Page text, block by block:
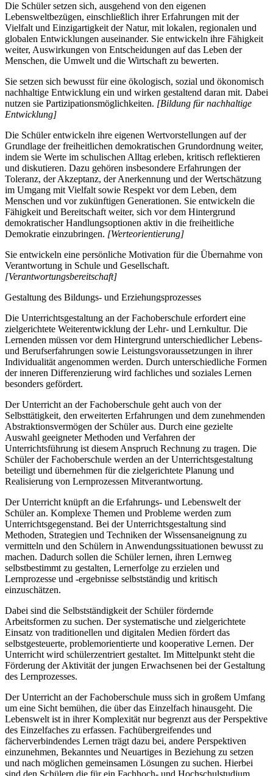
Die Schüler setzen sich, ausgehend von den eigenen
Lebensweltbezügen, einschließlich ihrer Erfahrungen mit der
Vielfalt und Einzigartigkeit der Natur, mit lokalen, regionalen und
globalen Entwicklungen auseinander. Sie entwickeln ihre Fähigkeit
weiter, Auswirkungen von Entscheidungen auf das Leben der
Menschen, die Umwelt und die Wirtschaft zu bewerten.
Sie setzen sich bewusst für eine ökologisch, sozial und ökonomisch
nachhaltige Entwicklung ein und wirken gestaltend daran mit. Dabei
nutzen sie Partizipationsmöglichkeiten. [Bildung für nachhaltige
Entwicklung]
Die Schüler entwickeln ihre eigenen Wertvorstellungen auf der
Grundlage der freiheitlichen demokratischen Grundordnung weiter,
indem sie Werte im schulischen Alltag erleben, kritisch reflektieren
und diskutieren. Dazu gehören insbesondere Erfahrungen der
Toleranz, der Akzeptanz, der Anerkennung und der Wertschätzung
im Umgang mit Vielfalt sowie Respekt vor dem Leben, dem
Menschen und vor zukünftigen Generationen. Sie entwickeln die
Fähigkeit und Bereitschaft weiter, sich vor dem Hintergrund
demokratischer Handlungsoptionen aktiv in die freiheitliche
Demokratie einzubringen. [Werteorientierung]
Sie entwickeln eine persönliche Motivation für die Übernahme von
Verantwortung in Schule und Gesellschaft.
[Verantwortungsbereitschaft]
Gestaltung des Bildungs- und Erziehungsprozesses
Die Unterrichtsgestaltung an der Fachoberschule erfordert eine
zielgerichtete Weiterentwicklung der Lehr- und Lernkultur. Die
Lernenden müssen vor dem Hintergrund unterschiedlicher Lebens-
und Berufserfahrungen sowie Leistungsvoraussetzungen in ihrer
Individualität angenommen werden. Durch unterschiedliche Formen
der inneren Differenzierung wird fachliches und soziales Lernen
besonders gefördert.
Der Unterricht an der Fachoberschule geht auch von der
Selbsttätigkeit, den erweiterten Erfahrungen und dem zunehmenden
Abstraktionsvermögen der Schüler aus. Durch eine gezielte
Auswahl geeigneter Methoden und Verfahren der
Unterrichtsführung ist diesem Anspruch Rechnung zu tragen. Die
Schüler der Fachoberschule werden an der Unterrichtsgestaltung
beteiligt und übernehmen für die zielgerichtete Planung und
Realisierung von Lernprozessen Mitverantwortung.
Der Unterricht knüpft an die Erfahrungs- und Lebenswelt der
Schüler an. Komplexe Themen und Probleme werden zum
Unterrichtsgegenstand. Bei der Unterrichtsgestaltung sind
Methoden, Strategien und Techniken der Wissensaneignung zu
vermitteln und den Schülern in Anwendungssituationen bewusst zu
machen. Dadurch sollen die Schüler lernen, ihren Lernweg
selbstbestimmt zu gestalten, Lernerfolge zu erzielen und
Lernprozesse und -ergebnisse selbstständig und kritisch
einzuschätzen.
Dabei sind die Selbstständigkeit der Schüler fördernde
Arbeitsformen zu suchen. Der systematische und zielgerichtete
Einsatz von traditionellen und digitalen Medien fördert das
selbstgesteuerte, problemorientierte und kooperative Lernen. Der
Unterricht wird schülerzentriert gestaltet. Im Mittelpunkt steht die
Förderung der Aktivität der jungen Erwachsenen bei der Gestaltung
des Lernprozesses.
Der Unterricht an der Fachoberschule muss sich in großem Umfang
um eine Sicht bemühen, die über das Einzelfach hinausgeht. Die
Lebenswelt ist in ihrer Komplexität nur begrenzt aus der Perspektive
des Einzelfaches zu erfassen. Fachübergreifendes und
fächerverbindendes Lernen trägt dazu bei, andere Perspektiven
einzunehmen, Bekanntes und Neuartiges in Beziehung zu setzen
und nach möglichen gemeinsamen Lösungen zu suchen. Hierbei